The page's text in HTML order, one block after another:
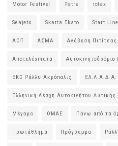
Motor Festival Patra rotax
Seajets Skarta Ekato Start Line
ΑΟΠ ΑΣΜΑ Ανάβαση Πιτίτσας
Αποτελέsmατα
ΕΚΟ Ράλλυ Ακρόπολις ΕΛ.Λ.Α.Δ.Α.
Ελληνική Λέσχη Αυτοκινήτου Δυτικής
Μέγαρα ΟΜΑΕ Πάνω από τα
Πρωτάθλημα Πρόγραμμα